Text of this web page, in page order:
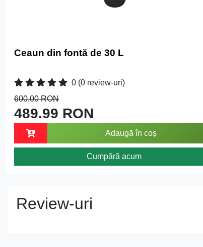
Ceaun din fontă de 30 L
0 (0 review-uri)
600.00 RON
489.99 RON
Adaugă în coș
Cumpără acum
Review-uri